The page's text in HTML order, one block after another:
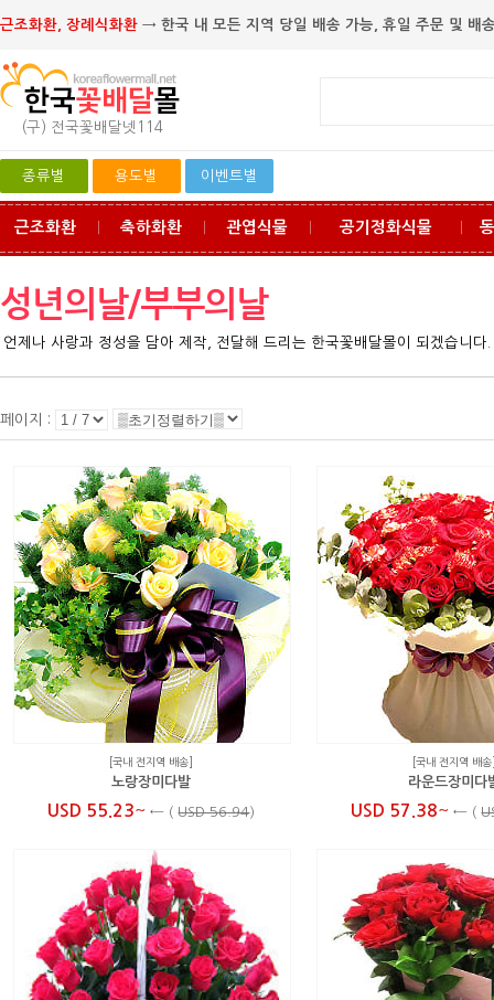
근조화환, 장례식화환 → 한국 내 모든 지역 당일 배송 가능, 휴일 주문 및 배
(구) 전국꽃배달넷114
종류별 용도별 이벤트별
근조화환 축하화환 관엽식물 공기정화식물
성년의날/부부의날
언제나 사랑과 정성을 담아 제작, 전달해 드리는 한국꽃배달몰이 되겠습니다.
페이지 :
[국내 전지역 배송]
노랑장미다발
USD 55.23~ ← (USD 56.94)
[국내 전지역 배
라운드장미다
USD 57.38~ ← (